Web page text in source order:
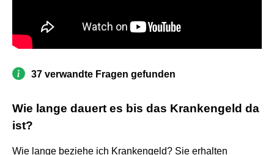
37 verwandte Fragen gefunden
Wie lange dauert es bis das Krankengeld da
ist?
Wie lange beziehe ich Krankengeld? Sie erhalten